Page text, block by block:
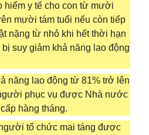
y tế cho con từ mười
mười tám tuổi nếu còn tiếp
nặng từ nhỏ khi hết thời hạn
suy giảm khả năng lao động
năng lao động từ 81% trở lên
phục vụ được Nhà nước
hàng tháng.
tổ chức mai táng được